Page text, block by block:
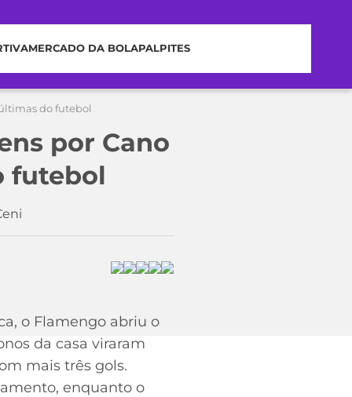
MERCADO DA BOLAPALPITES
do futebol
por Cano
futebol
o Flamengo abriu o
da casa viraram
mais três gols.
enquanto o